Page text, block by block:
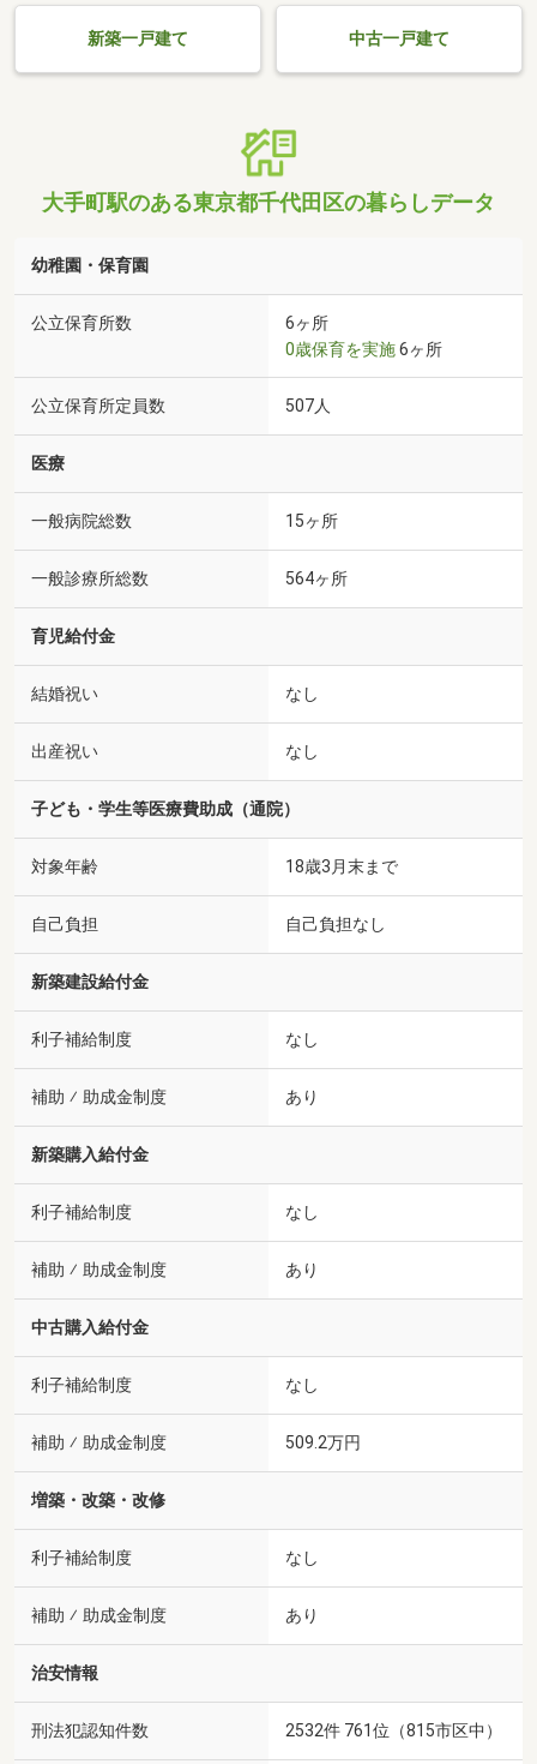
新築一戸建て 中古一戸建て
大手町駅のある東京都千代田区の暮らしデータ
幼稚園・保育園
公立保育所数
6ヶ所
0歳保育を実施6ヶ所
公立保育所定員数 507人
医療
一般病院総数 15ヶ所
一般診療所総数 564ヶ所
育児給付金
結婚祝い なし
出産祝い なし
子ども・学生等医療費助成（通院）
対象年齢 18歳3月末まで
自己負担 自己負担なし
新築建設給付金
利子補給制度 なし
補助 ⁄ 助成金制度 あり
新築購入給付金
利子補給制度 なし
補助 ⁄ 助成金制度 あり
中古購入給付金
利子補給制度 なし
補助 ⁄ 助成金制度 509.2万円
増築・改築・改修
利子補給制度 なし
補助 ⁄ 助成金制度 あり
治安情報
刑法犯認知件数 2532件 761位（815市区中）